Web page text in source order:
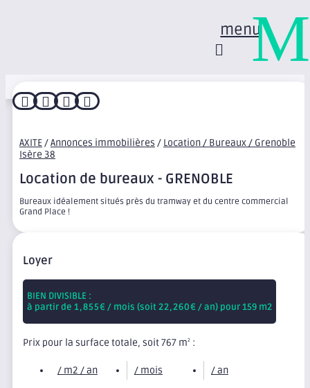
menu
   
AXITE/Annonces immobilières / Location / Bureaux / Grenoble
Isère 38
Location de bureaux - GRENOBLE
Bureaux idéalement situés près du tramway et du centre commercial
Grand Place !
Loyer
BIEN DIVISIBLE :
à partir de 1,855€ / mois (soit22,260€ / an) pour 159 m2
Prix pour la surface totale, soit 767 m2 :
/ m2 / an / mois / an
M